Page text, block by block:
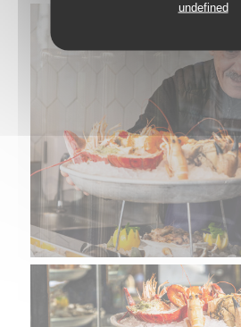
undefined